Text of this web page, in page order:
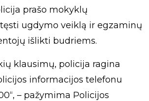
prašo mokyklų
ugdymo veiklą ir egzaminų
išlikti budriems.
klausimų, policija ragina
informacijos telefonu
– pažymima Policijos